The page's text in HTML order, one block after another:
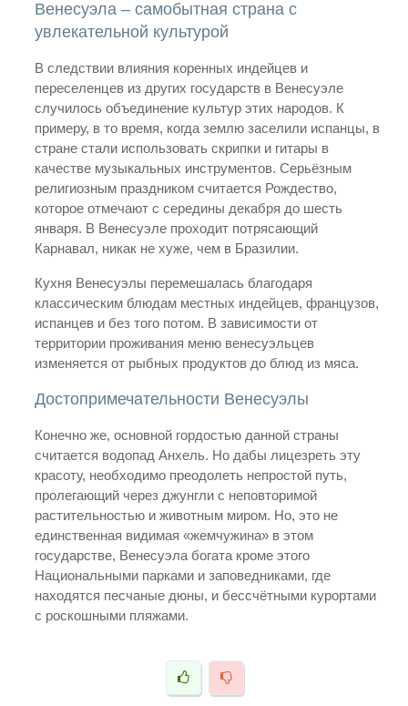
Венесуэла – самобытная страна с
увлекательной культурой
В следствии влияния коренных индейцев и
переселенцев из других государств в Венесуэле
случилось объединение культур этих народов. К
примеру, в то время, когда землю заселили испанцы, в
стране стали использовать скрипки и гитары в
качестве музыкальных инструментов. Серьёзным
религиозным праздником считается Рождество,
которое отмечают с середины декабря до шесть
января. В Венесуэле проходит потрясающий
Карнавал, никак не хуже, чем в Бразилии.
Кухня Венесуэлы перемешалась благодаря
классическим блюдам местных индейцев, французов,
испанцев и без того потом. В зависимости от
территории проживания меню венесуэльцев
изменяется от рыбных продуктов до блюд из мяса.
Достопримечательности Венесуэлы
Конечно же, основной гордостью данной страны
считается водопад Анхель. Но дабы лицезреть эту
красоту, необходимо преодолеть непростой путь,
пролегающий через джунгли с неповторимой
растительностью и животным миром. Но, это не
единственная видимая «жемчужина» в этом
государстве, Венесуэла богата кроме этого
Национальными парками и заповедниками, где
находятся песчаные дюны, и бессчётными курортами
с роскошными пляжами.